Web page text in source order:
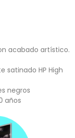
acabado artístico.
satinado HP High
negros
años